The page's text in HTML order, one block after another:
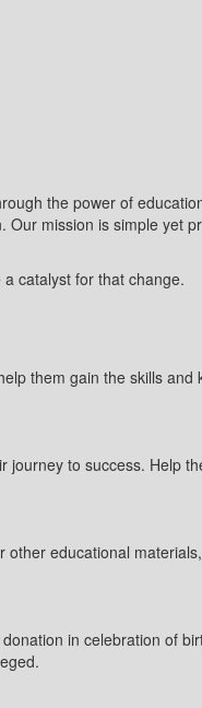
the power of
mission is simple yet
catalyst for that change.
them gain the skills
to success.
educational
in celebration of